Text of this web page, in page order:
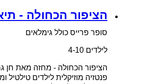
הציפור הכחולה -
סופר פרייס כולל גימלאים
לילדים 4-10
הציפור הכחולה - מחזה מאת חן
פנטזיה מוזיקלית לילדים טילטיל